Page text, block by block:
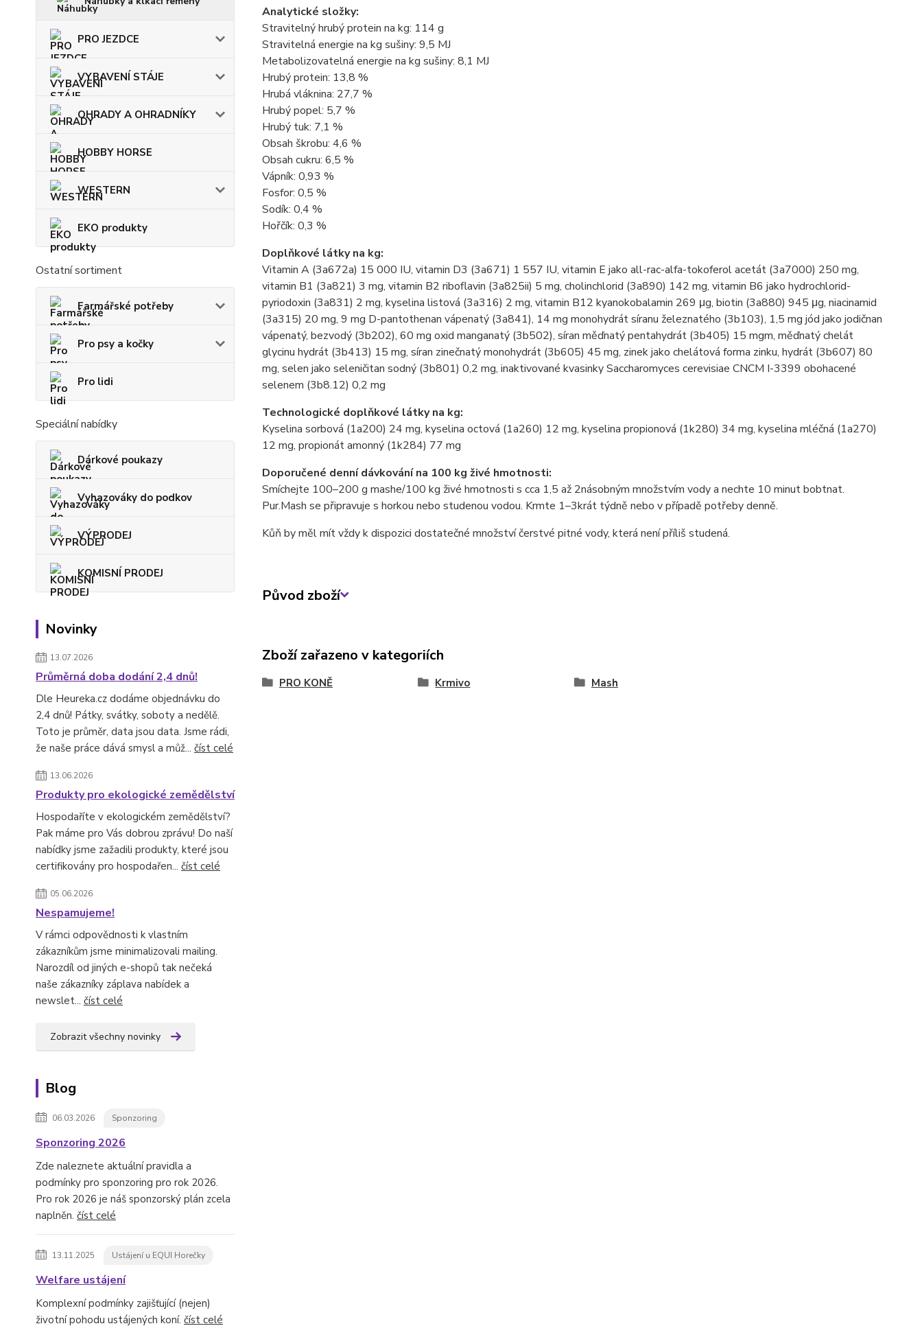
PRO JEZDCE
VYBAVENÍ STÁJE
OHRADY A OHRADNÍKY
HOBBY HORSE
WESTERN
EKO produkty
Ostatní sortiment
Farmářské potřeby
Pro psy a kočky
Pro lidi
Speciální nabídky
Dárkové poukazy
Vyhazováky do podkov
VÝPRODEJ
KOMISNÍ PRODEJ
Novinky
13.07.2026
Průměrná doba dodání 2,4 dnů!
Dle Heureka.cz dodáme objednávku do
2,4 dnů! Pátky, svátky, soboty a nedělě.
Toto je průměr, data jsou data. Jsme rádi,
že naše práce dává smysl a můž... číst celé
13.06.2026
Produkty pro ekologické zemědělství
Hospodaříte v ekologickém zemědělství?
Pak máme pro Vás dobrou zprávu! Do naší
nabídky jsme zažadili produkty, které jsou
certifikovány pro hospodařen... číst celé
05.06.2026
Nespamujeme!
V rámci odpovědnosti k vlastním
zákazníkům jsme minimalizovali mailing.
Narozdíl od jiných e-shopů tak nečeká
naše zákazníky záplava nabídek a
newslet... číst celé
Zobrazit všechny novinky
Blog
06.03.2026 Sponzoring
Sponzoring 2026
Zde naleznete aktuální pravidla a
podmínky pro sponzoring pro rok 2026.
Pro rok 2026 je náš sponzorský plán zcela
naplněn. číst celé
13.11.2025 Ustájení u EQUI Horečky
Welfare ustájení
Komplexní podmínky zajišťující (nejen)
životní pohodu ustájených koní. číst celé
Analytické složky:
Stravitelný hrubý protein na kg: 114 g
Stravitelná energie na kg sušiny: 9,5 MJ
Metabolizovatelná energie na kg sušiny: 8,1 MJ
Hrubý protein: 13,8 %
Hrubá vláknina: 27,7 %
Hrubý popel: 5,7 %
Hrubý tuk: 7,1 %
Obsah škrobu: 4,6 %
Obsah cukru: 6,5 %
Vápník: 0,93 %
Fosfor: 0,5 %
Sodík: 0,4 %
Hořčík: 0,3 %
Doplňkové látky na kg:
Vitamin A (3a672a) 15 000 IU, vitamin D3 (3a671) 1 557 IU, vitamin E jako all-rac-alfa-tokoferol acetát (3a7000) 250 mg,
vitamin B1 (3a821) 3 mg, vitamin B2 riboflavin (3a825ii) 5 mg, cholinchlorid (3a890) 142 mg, vitamin B6 jako hydrochlorid-
pyriodoxin (3a831) 2 mg, kyselina listová (3a316) 2 mg, vitamin B12 kyanokobalamin 269 μg, biotin (3a880) 945 μg, niacinamid
(3a315) 20 mg, 9 mg D-pantothenan vápenatý (3a841), 14 mg monohydrát síranu železnatého (3b103), 1,5 mg jód jako jodičnan
vápenatý, bezvodý (3b202), 60 mg oxid manganatý (3b502), síran měďnatý pentahydrát (3b405) 15 mgm, měďnatý chelát
glycinu hydrát (3b413) 15 mg, síran zinečnatý monohydrát (3b605) 45 mg, zinek jako chelátová forma zinku, hydrát (3b607) 80
mg, selen jako seleničitan sodný (3b801) 0,2 mg, inaktivované kvasinky Saccharomyces cerevisiae CNCM I-3399 obohacené
selenem (3b8.12) 0,2 mg
Technologické doplňkové látky na kg:
Kyselina sorbová (1a200) 24 mg, kyselina octová (1a260) 12 mg, kyselina propionová (1k280) 34 mg, kyselina mléčná (1a270)
12 mg, propionát amonný (1k284) 77 mg
Doporučené denní dávkování na 100 kg živé hmotnosti:
Smíchejte 100–200 g mashe/100 kg živé hmotnosti s cca 1,5 až 2násobným množstvím vody a nechte 10 minut bobtnat.
Pur.Mash se připravuje s horkou nebo studenou vodou. Krmte 1–3krát týdně nebo v případě potřeby denně.
Kůň by měl mít vždy k dispozici dostatečné množství čerstvé pitné vody, která není příliš studená.
Původ zboží
Zboží zařazeno v kategoriích
PRO KONĚ Krmivo Mash